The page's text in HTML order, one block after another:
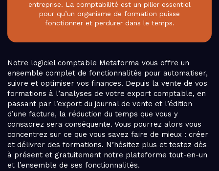
entreprise. La comptabilité est un pilier essentiel
pour qu’un organisme de formation puisse
fonctionner et perdurer dans le temps.
Notre logiciel comptable Metaforma vous offre un
ensemble complet de fonctionnalités pour automatiser,
suivre et optimiser vos finances. Depuis la vente de vos
formations à l’analyses de votre export comptable, en
passant par l’export du journal de vente et l’édition
d’une facture, la réduction du temps que vous y
consacrez sera conséquente. Vous pourrez alors vous
concentrez sur ce que vous savez faire de mieux : créer
et délivrer des formations. N’hésitez plus et testez dès
à présent et gratuitement notre plateforme tout-en-un
et l’ensemble de ses fonctionnalités.